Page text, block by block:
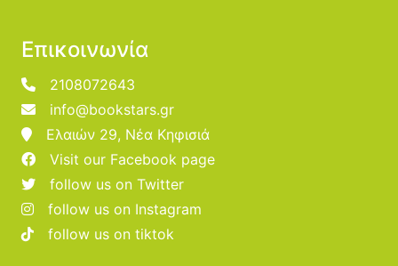
Επικοινωνία
2108072643
info@bookstars.gr
Ελαιών 29, Νέα Κηφισιά
Visit our Facebook page
follow us on Twitter
follow us on Instagram
follow us on tiktok